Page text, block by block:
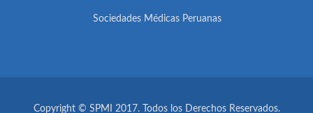
Sociedades Médicas Peruanas
Copyright © SPMI 2017. Todos los Derechos Reservados.